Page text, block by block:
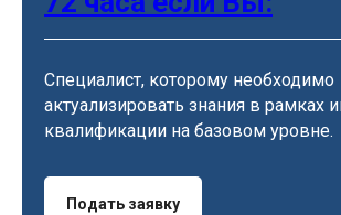
Специалист, которому необходимо
актуализировать знания в рамках
квалификации на базовом уровне.
Подать заявку